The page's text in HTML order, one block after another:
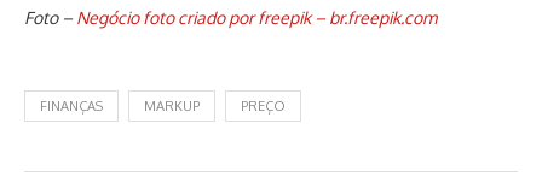
Foto –Negócio foto criado por freepik – br.freepik.com
FINANÇAS MARKUP PREÇO